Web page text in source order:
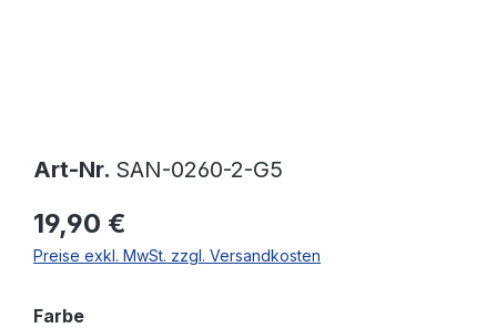
Art-Nr. SAN-0260-2-G5
19,90 €
Preise exkl. MwSt. zzgl. Versandkosten
Farbeauswählen